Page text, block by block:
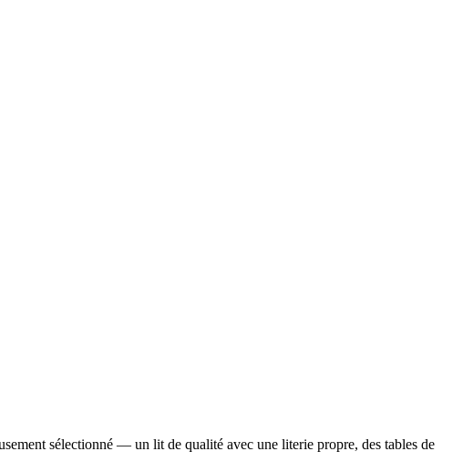
sélectionné — un lit de qualité avec une literie propre, des tables de